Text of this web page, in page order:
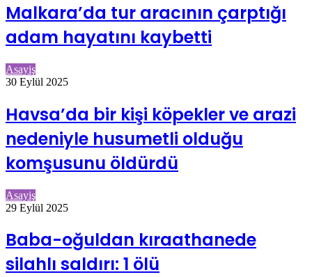
Malkara’da tur aracının çarptığı
adam hayatını kaybetti
Asayiş
30 Eylül 2025
Havsa’da bir kişi köpekler ve arazi
nedeniyle husumetli olduğu
komşusunu öldürdü
Asayiş
29 Eylül 2025
Baba-oğuldan kıraathanede
silahlı saldırı: 1 ölü